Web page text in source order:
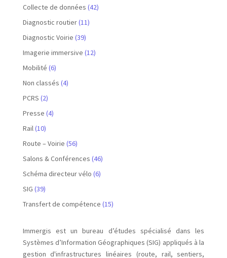
Collecte de données (42)
Diagnostic routier(11)
Diagnostic Voirie (39)
Imagerie immersive (12)
Mobilité (6)
Non classés (4)
PCRS (2)
Presse (4)
Rail(10)
Route – Voirie (56)
Salons & Conférences (46)
Schéma directeur vélo (6)
SIG (39)
Transfert de compétence (15)
Immergis est un bureau d’études spécialisé dans les
Systèmes d’Information Géographiques (SIG) appliqués à la
gestion d'infrastructures linéaires (route, rail, sentiers,